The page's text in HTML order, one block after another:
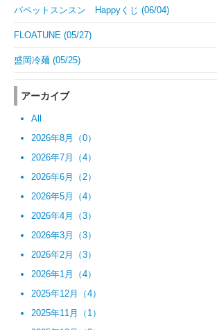
パペットスンスン Happyくじ (06/04)
FLOATUNE (05/27)
盛岡冷麺 (05/25)
アーカイブ
All
2026年8月（0）
2026年7月（4）
2026年6月（2）
2026年5月（4）
2026年4月（3）
2026年3月（3）
2026年2月（3）
2026年1月（4）
2025年12月（4）
2025年11月（1）